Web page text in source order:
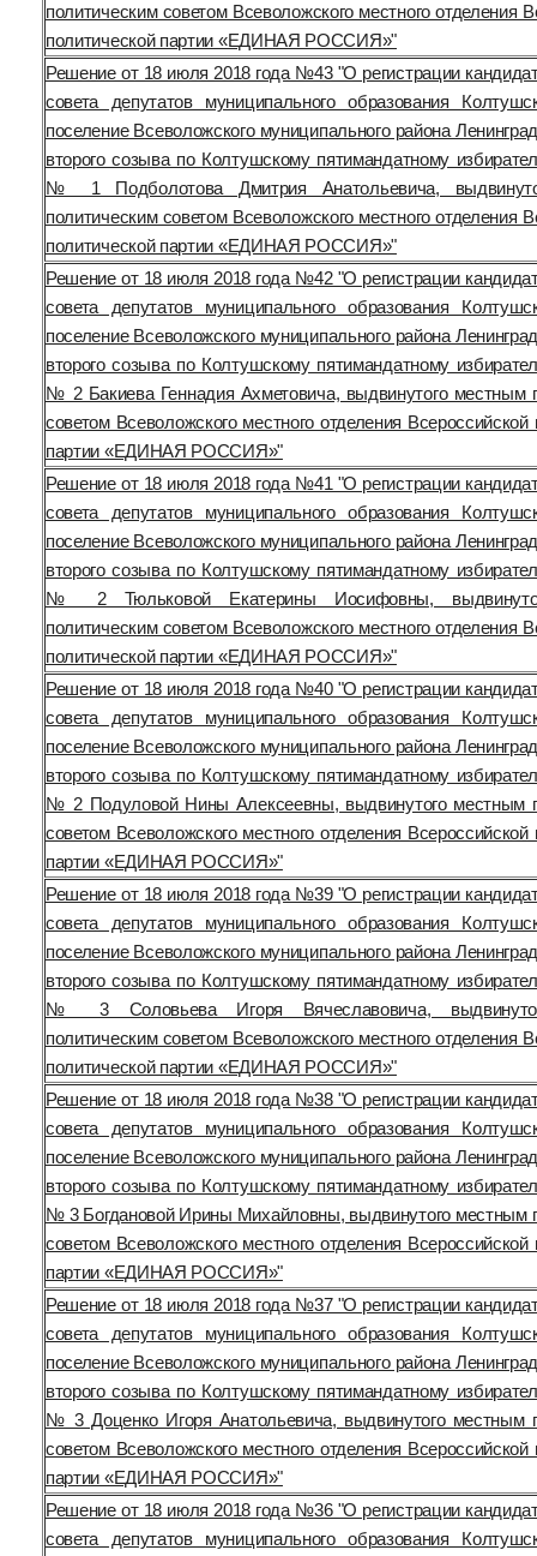
политическим советом Всеволожского местного отделения
политической партии «ЕДИНАЯ РОССИЯ»"
Решение от 18 июля 2018 года №43 "О регистрации
совета депутатов муниципального образования
поселение Всеволожского муниципального района
второго созыва по Колтушскому пятимандатному
№ 1 Подболотова Дмитрия Анатольевича,
политическим советом Всеволожского местного отделения
политической партии «ЕДИНАЯ РОССИЯ»"
Решение от 18 июля 2018 года №42 "О регистрации
совета депутатов муниципального образования
поселение Всеволожского муниципального района
второго созыва по Колтушскому пятимандатному
№ 2 Бакиева Геннадия Ахметовича, выдвинутого местным
советом Всеволожского местного отделения Всероссийской
партии «ЕДИНАЯ РОССИЯ»"
Решение от 18 июля 2018 года №41 "О регистрации
совета депутатов муниципального образования
поселение Всеволожского муниципального района
второго созыва по Колтушскому пятимандатному
№ 2 Тюльковой Екатерины Иосифовны,
политическим советом Всеволожского местного отделения
политической партии «ЕДИНАЯ РОССИЯ»"
Решение от 18 июля 2018 года №40 "О регистрации
совета депутатов муниципального образования
поселение Всеволожского муниципального района
второго созыва по Колтушскому пятимандатному
№ 2 Подуловой Нины Алексеевны, выдвинутого местным
советом Всеволожского местного отделения Всероссийской
партии «ЕДИНАЯ РОССИЯ»"
Решение от 18 июля 2018 года №39 "О регистрации
совета депутатов муниципального образования
поселение Всеволожского муниципального района
второго созыва по Колтушскому пятимандатному
№ 3 Соловьева Игоря Вячеславовича,
политическим советом Всеволожского местного отделения
политической партии «ЕДИНАЯ РОССИЯ»"
Решение от 18 июля 2018 года №38 "О регистрации
совета депутатов муниципального образования
поселение Всеволожского муниципального района
второго созыва по Колтушскому пятимандатному
№ 3 Богдановой Ирины Михайловны, выдвинутого местным
советом Всеволожского местного отделения Всероссийской
партии «ЕДИНАЯ РОССИЯ»"
Решение от 18 июля 2018 года №37 "О регистрации
совета депутатов муниципального образования
поселение Всеволожского муниципального района
второго созыва по Колтушскому пятимандатному
№ 3 Доценко Игоря Анатольевича, выдвинутого местным
советом Всеволожского местного отделения Всероссийской
партии «ЕДИНАЯ РОССИЯ»"
Решение от 18 июля 2018 года №36 "О регистрации
совета депутатов муниципального образования